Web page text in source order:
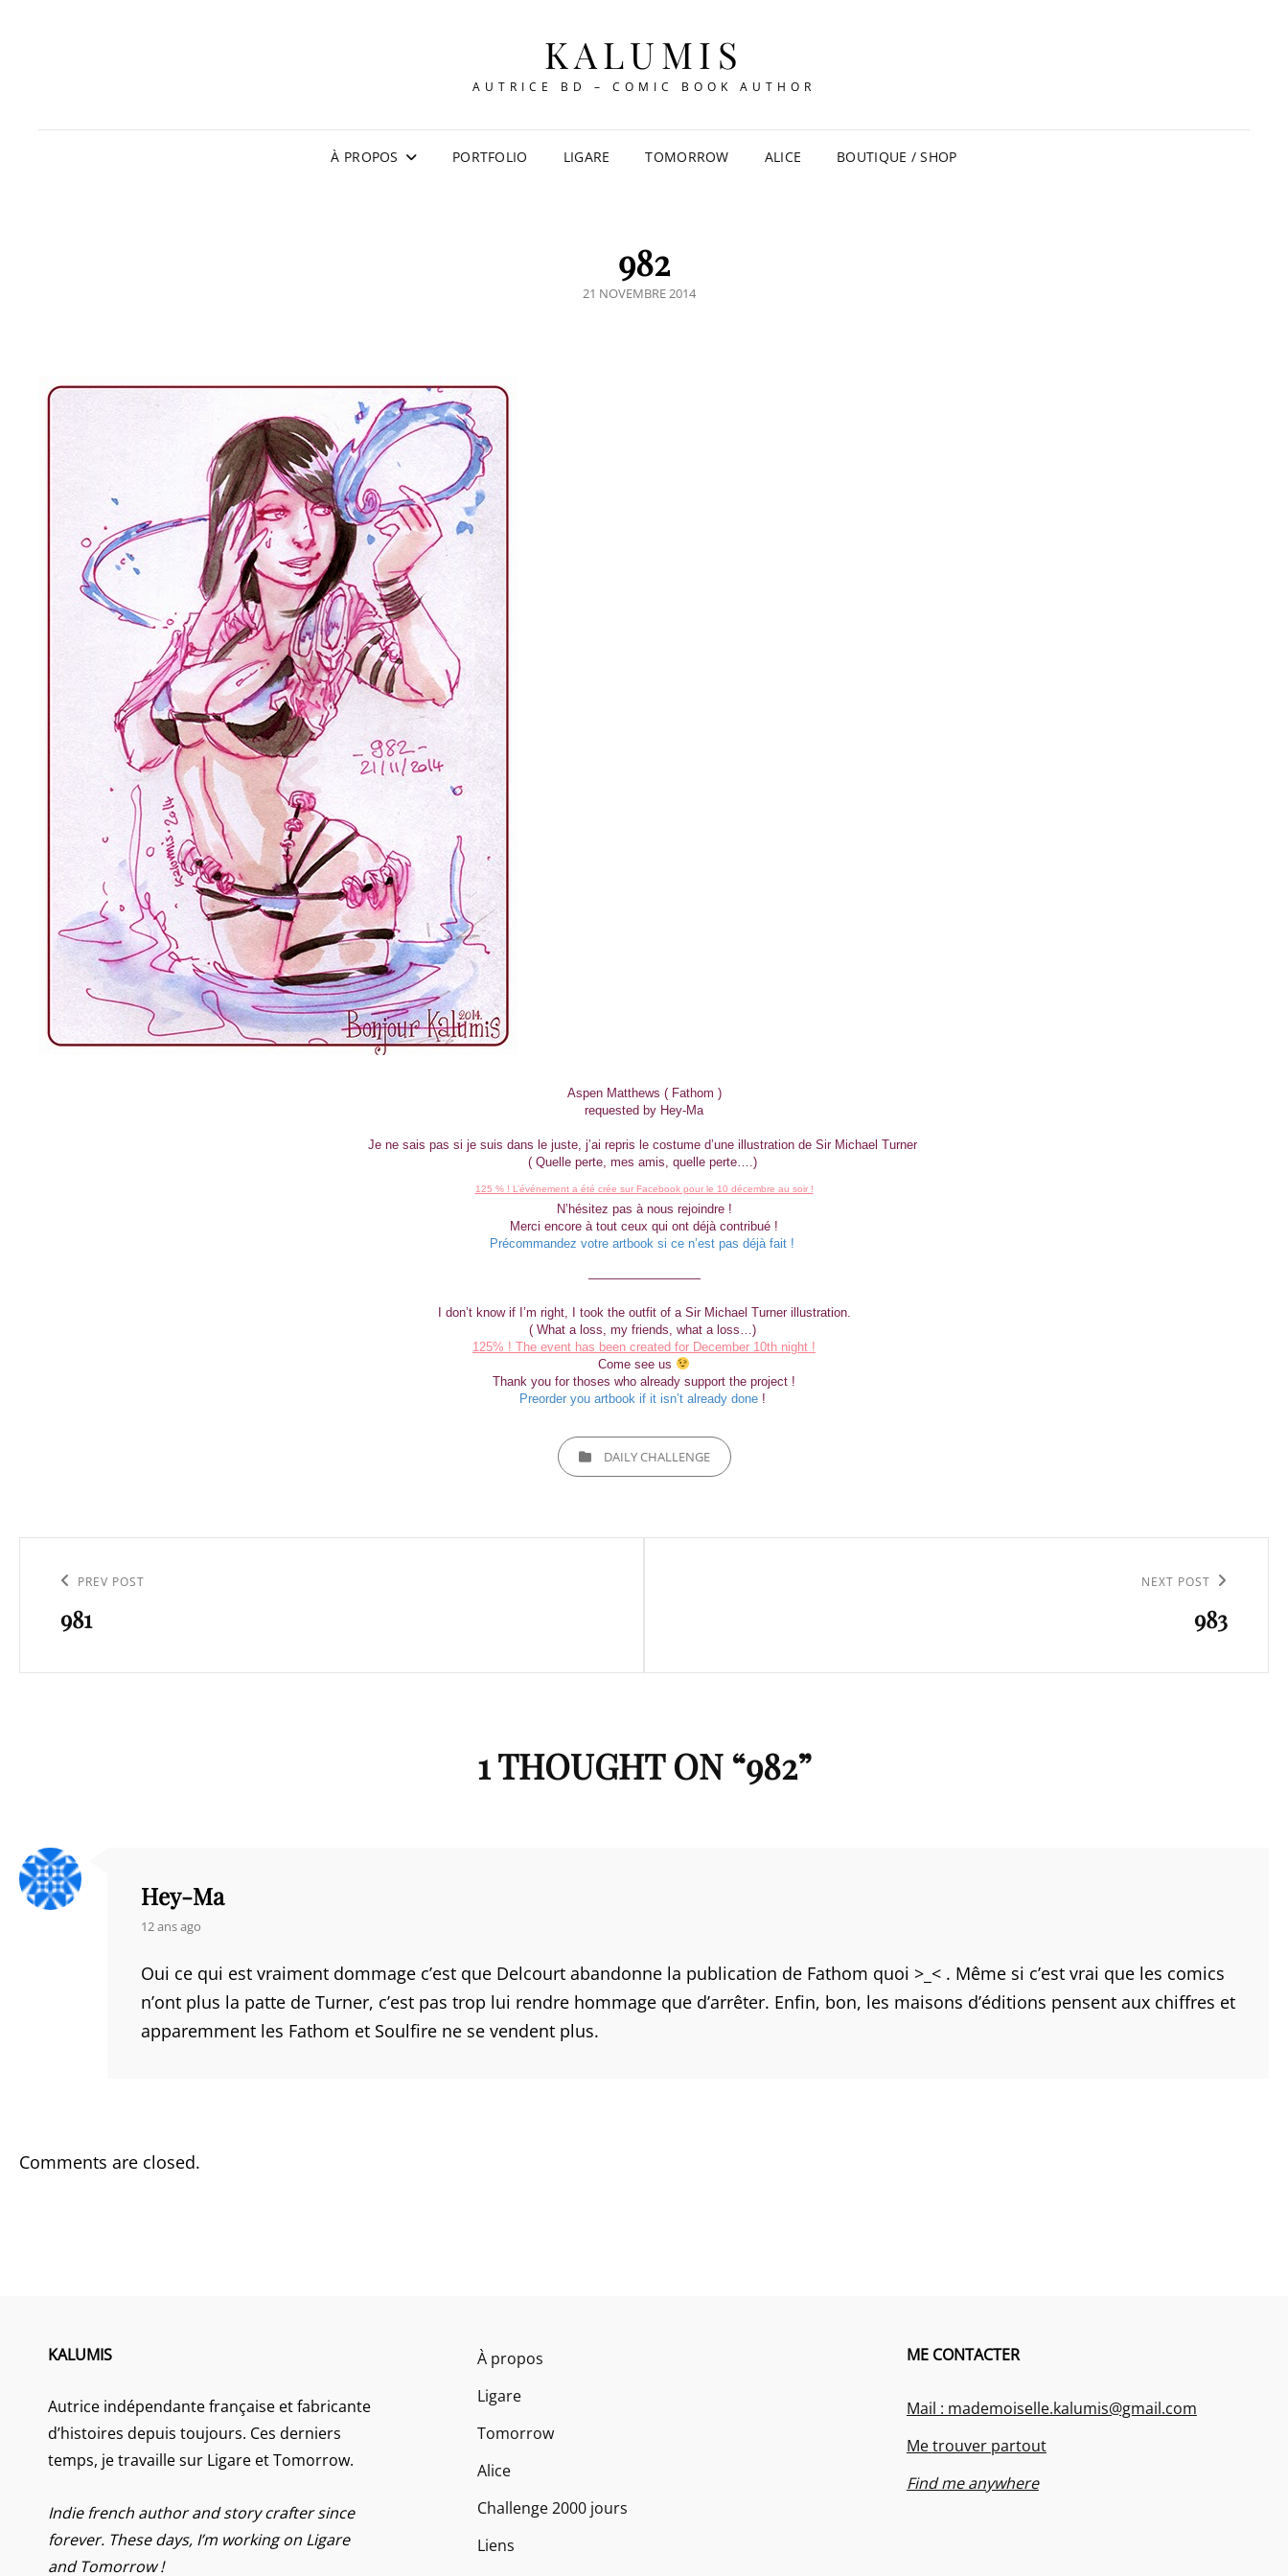
KALUMIS
AUTRICE BD – COMIC BOOK AUTHOR
À PROPOS PORTFOLIO LIGARE TOMORROW ALICE BOUTIQUE / SHOP
982
POSTED
21 NOVEMBRE 2014
Aspen Matthews ( Fathom )
requested by Hey-Ma
Je ne sais pas si je suis dans le juste, j’ai repris le costume d’une illustration de Sir Michael Turner
( Quelle perte, mes amis, quelle perte….)
125 % ! L’événement a été crée sur Facebook pour le 10 décembre au soir !
N’hésitez pas à nous rejoindre !
Merci encore à tout ceux qui ont déjà contribué !
Précommandez votre artbook si ce n’est pas déjà fait !
—————————
I don’t know if I’m right, I took the outfit of a Sir Michael Turner illustration.
( What a loss, my friends, what a loss…)
125% ! The event has been created for December 10th night !
Come see us
Thank you for thoses who already support the project !
Preorder you artbook if it isn’t already done !
CATEGORIESDAILY CHALLENGE
l’article
Previous
Post
PREV POST
981
NEXT POST
983
1 THOUGHT ON “982”
Hey-Ma
says:
12 ans ago
Oui ce qui est vraiment dommage c’est que Delcourt abandonne la publication de Fathom quoi >_< . Même si c’est vrai que les comics
n’ont plus la patte de Turner, c’est pas trop lui rendre hommage que d’arrêter. Enfin, bon, les maisons d’éditions pensent aux chiffres et
apparemment les Fathom et Soulfire ne se vendent plus.
Comments are closed.
KALUMIS
Autrice indépendante française et fabricante
d’histoires depuis toujours. Ces derniers
temps, je travaille sur Ligare et Tomorrow.
Indie french author and story crafter since
forever. These days, I’m working on Ligare
and Tomorrow !
À propos
Ligare
Tomorrow
Alice
Challenge 2000 jours
Liens
ME CONTACTER
Mail : mademoiselle.kalumis@gmail.com
Me trouver partout
Find me anywhere